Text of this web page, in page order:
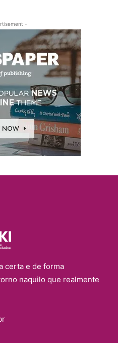
-
certa e de forma
naquilo que realmente